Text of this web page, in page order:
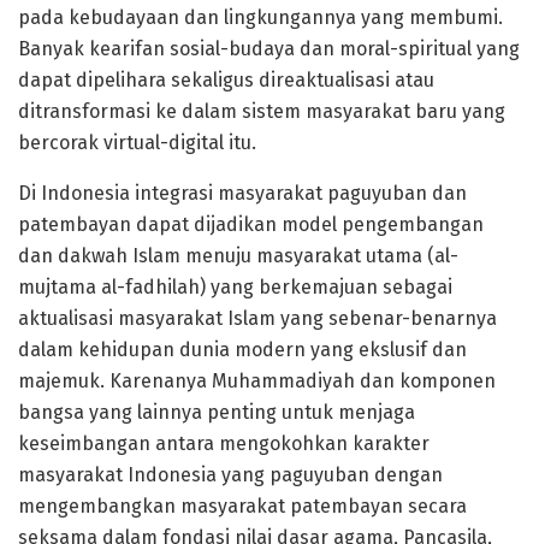
pada kebudayaan dan lingkungannya yang membumi.
Banyak kearifan sosial-budaya dan moral-spiritual yang
dapat dipelihara sekaligus direaktualisasi atau
ditransformasi ke dalam sistem masyarakat baru yang
bercorak virtual-digital itu.
Di Indonesia integrasi masyarakat paguyuban dan
patembayan dapat dijadikan model pengembangan
dan dakwah Islam menuju masyarakat utama (al-
mujtama al-fadhilah) yang berkemajuan sebagai
aktualisasi masyarakat Islam yang sebenar-benarnya
dalam kehidupan dunia modern yang ekslusif dan
majemuk. Karenanya Muhammadiyah dan komponen
bangsa yang lainnya penting untuk menjaga
keseimbangan antara mengokohkan karakter
masyarakat Indonesia yang paguyuban dengan
mengembangkan masyarakat patembayan secara
seksama dalam fondasi nilai dasar agama, Pancasila,